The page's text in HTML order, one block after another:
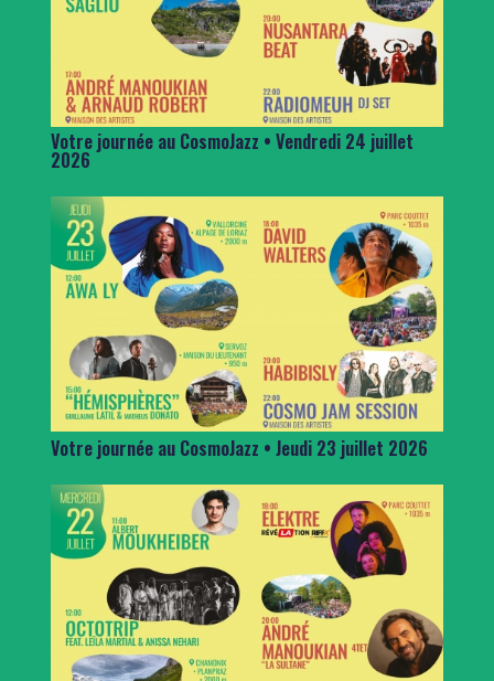
Votre journée au CosmoJazz • Vendredi 24 juillet
2026
Votre journée au CosmoJazz • Jeudi 23 juillet 2026